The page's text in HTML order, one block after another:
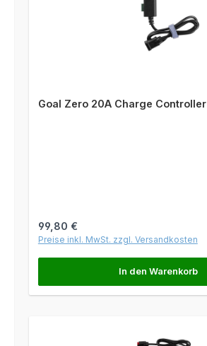
Goal Zero 20A Charge Controller
Regulärer Preis:
99,80 €
Preise inkl. MwSt. zzgl. Versandkosten
In den Warenkorb